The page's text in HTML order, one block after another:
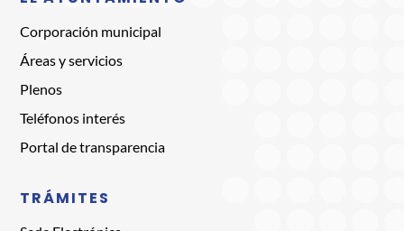
Corporación municipal
Áreas y servicios
Plenos
Teléfonos interés
Portal de transparencia
TRÁMITES